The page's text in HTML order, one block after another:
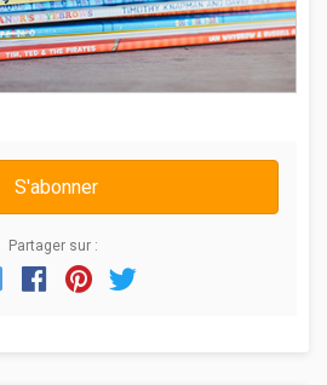
S'abonner
Partager sur :
EmailFacebook
Pinterest